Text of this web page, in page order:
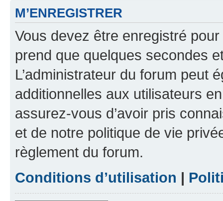
M’ENREGISTRER
Vous devez être enregistré
prend que quelques secondes
L’administrateur du forum peut
additionnelles aux utilisateurs
assurez-vous d’avoir pris
et de notre politique de vie
règlement du forum.
Conditions d’utilisation |